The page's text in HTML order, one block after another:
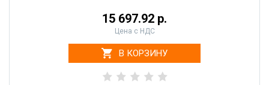
15 697.92 р.
Цена с НДС
В КОРЗИНУ